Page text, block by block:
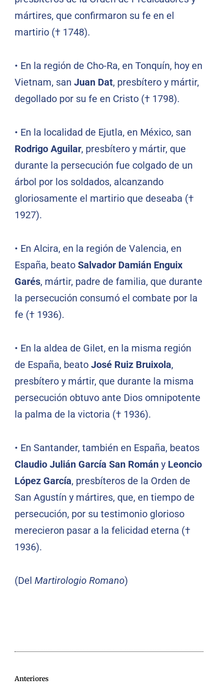
mártires, que confirmaron su fe en el
martirio († 1748).
• En la región de Cho-Ra, en Tonquín, hoy en
Vietnam, san Juan Dat, presbítero y mártir,
degollado por su fe en Cristo († 1798).
• En la localidad de Ejutla, en México, san
Rodrigo Aguilar, presbítero y mártir, que
durante la persecución fue colgado de un
árbol por los soldados, alcanzando
gloriosamente el martirio que deseaba (†
1927).
• En Alcira, en la región de Valencia, en
España, beato Salvador Damián Enguix
Garés, mártir, padre de familia, que durante
la persecución consumó el combate por la
fe († 1936).
• En la aldea de Gilet, en la misma región
de España, beato José Ruiz Bruixola,
presbítero y mártir, que durante la misma
persecución obtuvo ante Dios omnipotente
la palma de la victoria († 1936).
• En Santander, también en España, beatos
Claudio Julián García San Román y Leoncio
López García, presbíteros de la Orden de
San Agustín y mártires, que, en tiempo de
persecución, por su testimonio glorioso
merecieron pasar a la felicidad eterna (†
1936).
(Del Martirologio Romano)
Anteriores